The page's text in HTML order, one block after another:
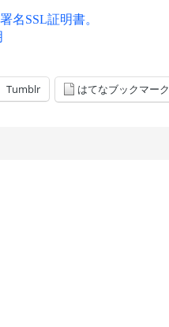
名SSL証明書。
Tumblr はてなブックマーク